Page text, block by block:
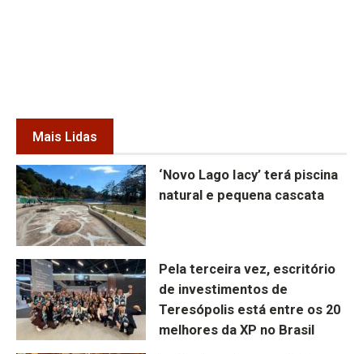
Mais Lidas
‘Novo Lago Iacy’ terá piscina
natural e pequena cascata
Pela terceira vez, escritório
de investimentos de
Teresópolis está entre os 20
melhores da XP no Brasil